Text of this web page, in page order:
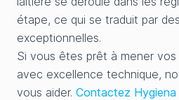
étape, ce qui se traduit par
exceptionnelles.
Si vous êtes prêt à mener
avec excellence technique,
vous aider. Contactez Hygiena